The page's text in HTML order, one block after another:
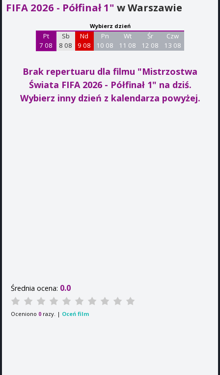
FIFA 2026 - Półfinał 1" w Warszawie
Wybierz dzień
Pt
7 08
Sb
8 08
Nd
9 08
Pn
10 08
Wt
11 08
Śr
12 08
Czw
13 08
Brak repertuaru dla filmu "Mistrzostwa
Świata FIFA 2026 - Półfinał 1" na dziś.
Wybierz inny dzień z kalendarza powyżej.
Średnia ocena: 0.0
Oceniono 0 razy. | Oceń film